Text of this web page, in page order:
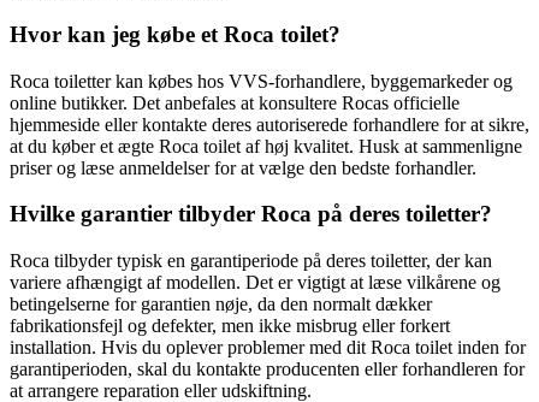
Hvor kan jeg købe et Roca toilet?
Roca toiletter kan købes hos VVS-forhandlere, byggemarkeder og
online butikker. Det anbefales at konsultere Rocas officielle
hjemmeside eller kontakte deres autoriserede forhandlere for at sikre,
at du køber et ægte Roca toilet af høj kvalitet. Husk at sammenligne
priser og læse anmeldelser for at vælge den bedste forhandler.
Hvilke garantier tilbyder Roca på deres toiletter?
Roca tilbyder typisk en garantiperiode på deres toiletter, der kan
variere afhængigt af modellen. Det er vigtigt at læse vilkårene og
betingelserne for garantien nøje, da den normalt dækker
fabrikationsfejl og defekter, men ikke misbrug eller forkert
installation. Hvis du oplever problemer med dit Roca toilet inden for
garantiperioden, skal du kontakte producenten eller forhandleren for
at arrangere reparation eller udskiftning.